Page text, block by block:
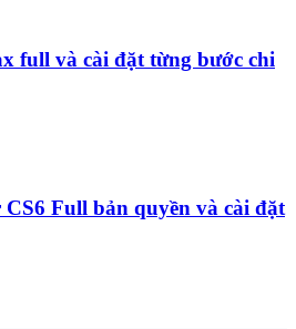
full và cài đặt từng bước chi
Full bản quyền và cài đặt